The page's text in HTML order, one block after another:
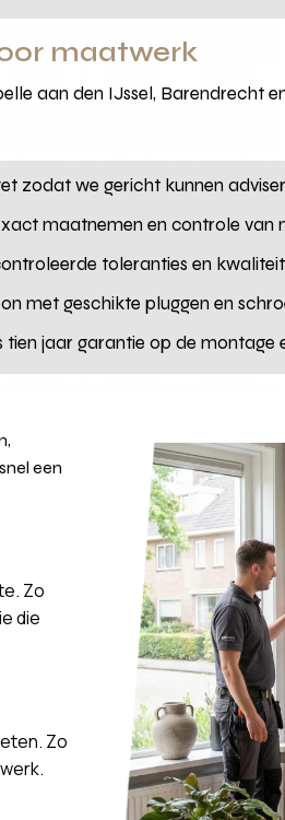
maatwerk
aan den IJssel, Barendrecht
zodat we gericht kunnen
maatnemen en controle
toleranties en
met geschikte pluggen en
jaar garantie op de montage
een
Zo
die
Zo